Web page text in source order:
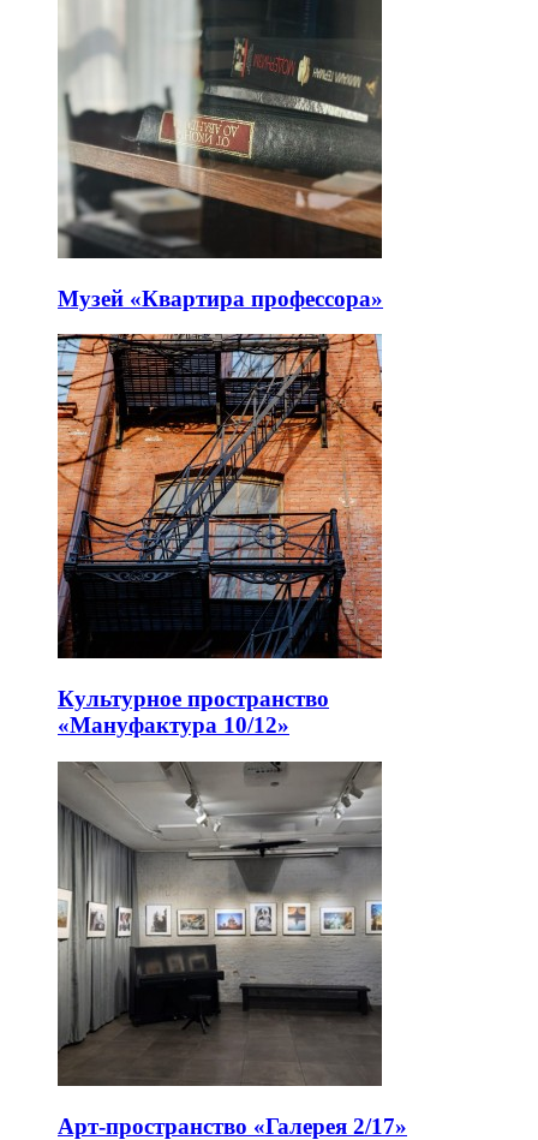
Музей «Квартира профессора»
Культурное пространство
«Мануфактура 10/12»
Арт-пространство «Галерея 2/17»